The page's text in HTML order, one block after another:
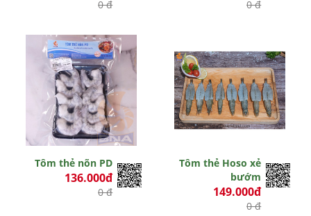
0 đ 0 đ
Tôm thẻ nõn PD
136.000đ
0 đ
Tôm thẻ Hoso xẻ
bướm
149.000đ
0 đ